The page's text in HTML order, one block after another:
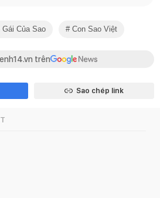
Của Sao Con Sao Việt
trên
Sao chép link